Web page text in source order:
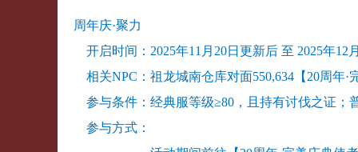
周年庆·聚力
开启时间：2025年11月20日更新后 至 2025年12
相关NPC：祖龙城南仓库对面550,634【20周年·
参与条件：经典服等级≥80，且持有讨伐之证；
参与方式：